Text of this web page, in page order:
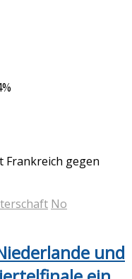
Frankreich gegen
No
und